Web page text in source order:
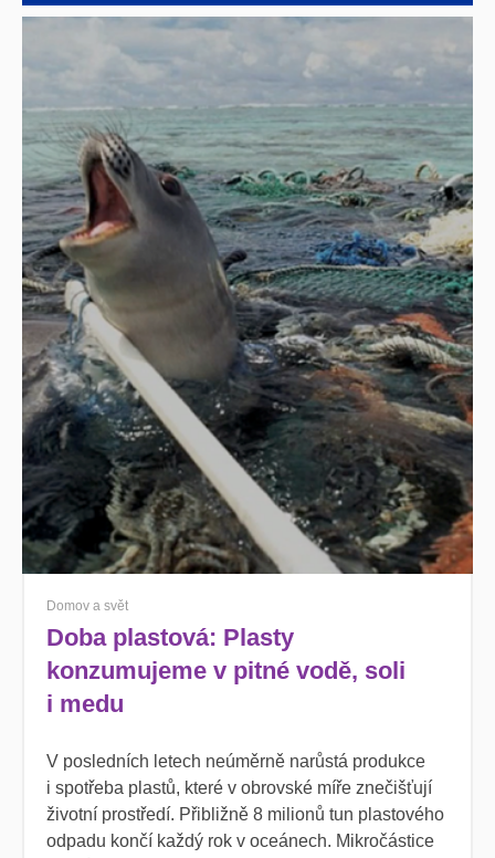
Domov a svět
Doba plastová: Plasty
konzumujeme v pitné vodě, soli
i medu
V posledních letech neúměrně narůstá produkce
i spotřeba plastů, které v obrovské míře znečišťují
životní prostředí. Přibližně 8 milionů tun plastového
odpadu končí každý rok v oceánech. Mikročástice